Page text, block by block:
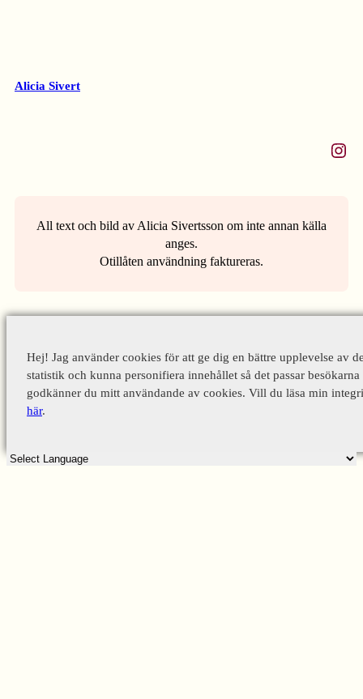
Alicia Sivert
Instagram
All text och bild av Alicia Sivertsson om inte annan källa
anges.
Otillåten användning faktureras.
Hej! Jag använder cookies för att ge dig en bättre upplevelse av
statistik och kunna personifiera innehållet så det passar
godkänner du mitt användande av cookies. Vill du läsa min
här.